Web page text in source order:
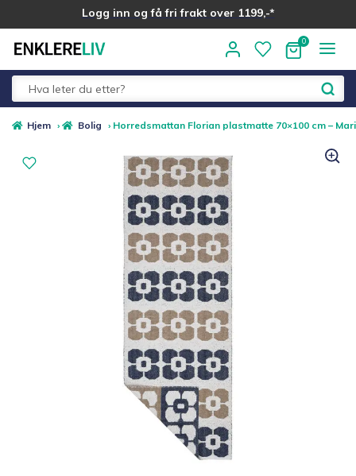
Logg inn og få fri frakt over 1199,-*
Alle kategorier
Fold
Medlemstilbud
Hjem › Bolig › Horredsmattan Florian plastmatte 70×100 cm –